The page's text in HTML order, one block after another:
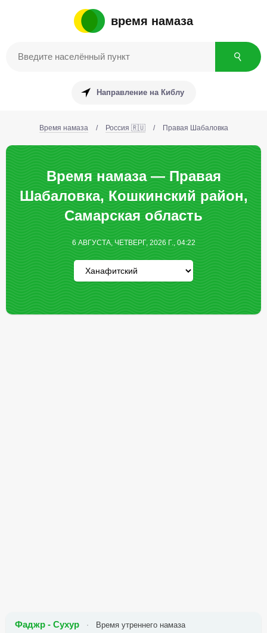
время намаза
Направление на Киблу
Время намаза / Россия 🇷🇺 / Правая Шабаловка
Время намаза — Правая
Шабаловка, Кошкинский район,
Самарская область
6 АВГУСТА, ЧЕТВЕРГ, 2026 Г., 04:22
Фаджр - Сухур Время утреннего намаза